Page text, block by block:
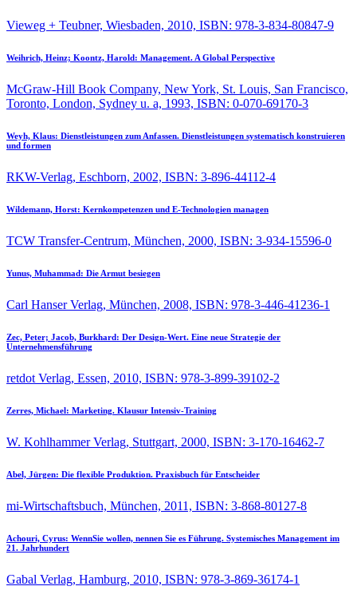
Vieweg + Teubner, Wiesbaden, 2010, ISBN: 978-3-834-80847-9
Weihrich, Heinz; Koontz, Harold: Management. A Global Perspective
McGraw-Hill Book Company, New York, St. Louis, San Francisco,
Toronto, London, Sydney u. a, 1993, ISBN: 0-070-69170-3
Weyh, Klaus: Dienstleistungen zum Anfassen. Dienstleistungen systematisch konstruieren
und formen
RKW-Verlag, Eschborn, 2002, ISBN: 3-896-44112-4
Wildemann, Horst: Kernkompetenzen und E-Technologien managen
TCW Transfer-Centrum, München, 2000, ISBN: 3-934-15596-0
Yunus, Muhammad: Die Armut besiegen
Carl Hanser Verlag, München, 2008, ISBN: 978-3-446-41236-1
Zec, Peter; Jacob, Burkhard: Der Design-Wert. Eine neue Strategie der
Unternehmensführung
retdot Verlag, Essen, 2010, ISBN: 978-3-899-39102-2
Zerres, Michael: Marketing. Klausur Intensiv-Training
W. Kohlhammer Verlag, Stuttgart, 2000, ISBN: 3-170-16462-7
Abel, Jürgen: Die flexible Produktion. Praxisbuch für Entscheider
mi-Wirtschaftsbuch, München, 2011, ISBN: 3-868-80127-8
Achouri, Cyrus: WennSie wollen, nennen Sie es Führung. Systemisches Management im
21. Jahrhundert
Gabal Verlag, Hamburg, 2010, ISBN: 978-3-869-36174-1